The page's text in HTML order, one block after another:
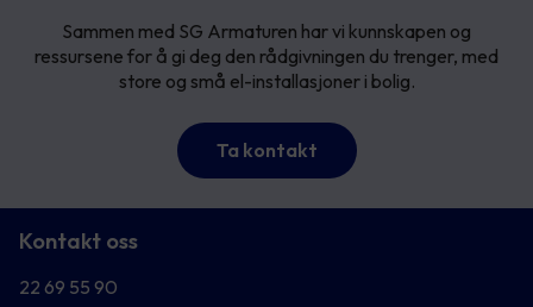
Sammen med SG Armaturen har vi kunnskapen og
ressursene for å gi deg den rådgivningen du trenger, med
store og små el-installasjoner i bolig.
Ta kontakt
Kontakt oss
22 69 55 90